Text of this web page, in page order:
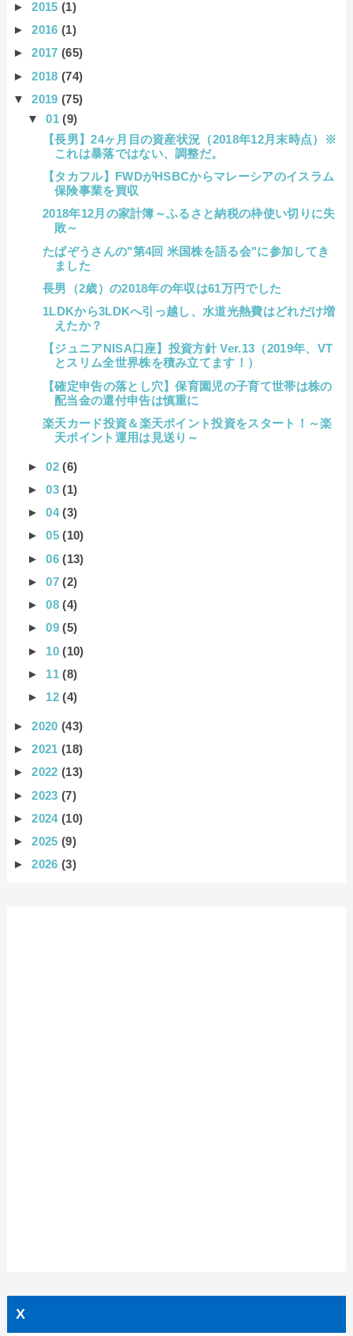
►2015(1)
►2016(1)
►2017(65)
►2018(74)
▼2019(75)
▼01(9)
【長男】24ヶ月目の資産状況（2018年12月末時点）※
これは暴落ではない、調整だ。
【タカフル】FWDがHSBCからマレーシアのイスラム
保険事業を買収
2018年12月の家計簿～ふるさと納税の枠使い切りに失
敗～
たぱぞうさんの"第4回 米国株を語る会"に参加してき
ました
長男（2歳）の2018年の年収は61万円でした
1LDKから3LDKへ引っ越し、水道光熱費はどれだけ増
えたか？
【ジュニアNISA口座】投資方針 Ver.13（2019年、VT
とスリム全世界株を積み立てます！）
【確定申告の落とし穴】保育園児の子育て世帯は株の
配当金の還付申告は慎重に
楽天カード投資＆楽天ポイント投資をスタート！～楽
天ポイント運用は見送り～
►02(6)
►03(1)
►04(3)
►05(10)
►06(13)
►07(2)
►08(4)
►09(5)
► 10(10)
► 11(8)
► 12(4)
►2020(43)
►2021(18)
►2022(13)
►2023(7)
►2024(10)
►2025(9)
►2026(3)
X